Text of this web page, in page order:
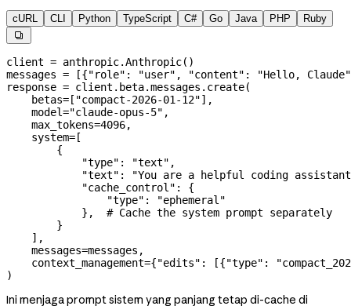
cURL CLI Python TypeScript C# Go Java PHP Ruby

client = anthropic.Anthropic()
messages = [{"role" : "user" , "content" :
"Hello, Claude"
response = client.beta.messages.create(
    betas
=[ "compact-2026-01-12"],
    model
="claude-opus-5" ,
    max_tokens
=4096,
    system
=[
        {
            "type"
: "text" ,
            "text"
:
"You are a helpful coding
            "cache_control"
: {
                "type"
:
"ephemeral"
            },
# Cache the system prompt separately
        }
    ],
    messages
=messages,
    context_management
={"edits" : [{"type" :
)
Ini menjaga prompt sistem yang panjang tetap di-cache di